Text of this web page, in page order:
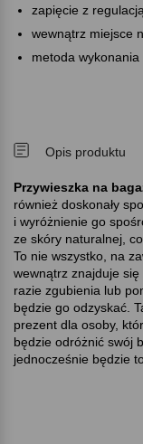
zapięcie z
wewnątrz miejsce
metoda
Opis produktu
Przywieszka na
również doskonały
i wyróżnienie go
ze skóry naturalnej,
To nie wszystko, na
wewnątrz znajduje
razie zgubienia lub
będzie go odzyskać.
prezent dla osoby,
będzie odróżnić swój
jednocześnie będzie